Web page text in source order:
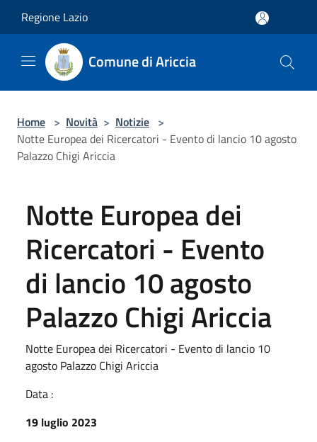
Regione Lazio
Comune di Ariccia
Home > Novità > Notizie >
Notte Europea dei Ricercatori - Evento di lancio 10 agosto
Palazzo Chigi Ariccia
Notte Europea dei
Ricercatori - Evento
di lancio 10 agosto
Palazzo Chigi Ariccia
Notte Europea dei Ricercatori - Evento di lancio 10
agosto Palazzo Chigi Ariccia
Data :
19 luglio 2023